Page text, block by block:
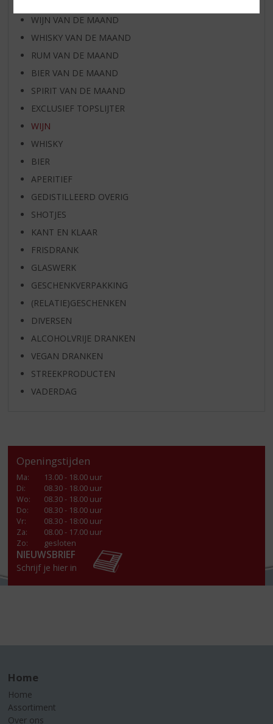
WIJN VAN DE MAAND
WHISKY VAN DE MAAND
RUM VAN DE MAAND
BIER VAN DE MAAND
SPIRIT VAN DE MAAND
EXCLUSIEF TOPSLIJTER
WIJN
WHISKY
BIER
APERITIEF
GEDISTILLEERD OVERIG
SHOTJES
KANT EN KLAAR
FRISDRANK
GLASWERK
GESCHENKVERPAKKING
(RELATIE)GESCHENKEN
DIVERSEN
ALCOHOLVRIJE DRANKEN
VEGAN DRANKEN
STREEKPRODUCTEN
VADERDAG
Openingstijden
Ma:
13.00 - 18.00 uur
Di:
08.30 - 18.00 uur
Wo:
08.30 - 18.00 uur
Do:
08.30 - 18.00 uur
Vr:
08.30 - 18:00 uur
Za:
08.00 - 17.00 uur
Zo:
gesloten
NIEUWSBRIEF
Schrijf je hier in
Home
Home
Assortiment
Over ons